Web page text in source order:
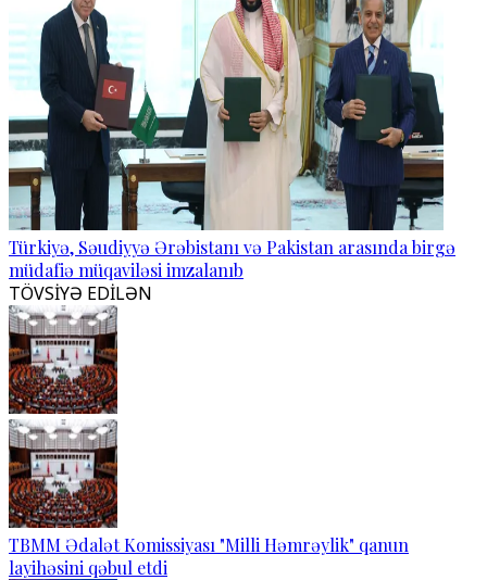
Türkiyə, Səudiyyə Ərəbistanı və Pakistan arasında birgə
müdafiə müqaviləsi imzalanıb
TÖVSİYƏ EDİLƏN
TBMM Ədalət Komissiyası "Milli Həmrəylik" qanun
layihəsini qəbul etdi